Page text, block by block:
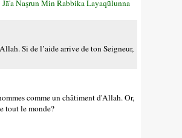
Naşrun Min Rabbika Layaqūlunna
Si de l’aide arrive de ton Seigneur,
comme un châtiment d'Allah. Or,
tout le monde?